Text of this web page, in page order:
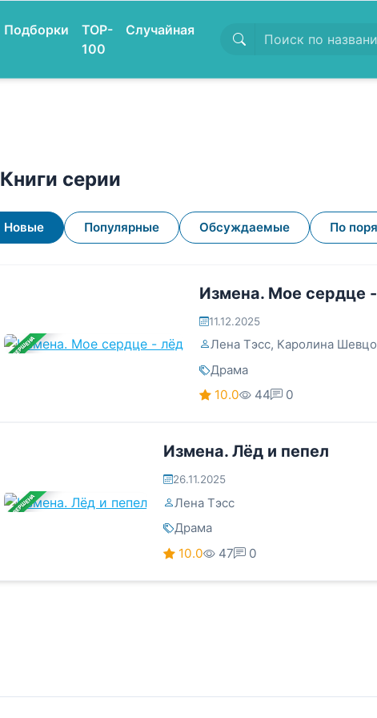
Подборки
TOP-
100
Случайная
Книги серии
Новые Популярные Обсуждаемые По
ЗАВЕРШЕНА
Измена. Мое сердце
11.12.2025
Лена Тэсс, Каролина
Драма
10.0
44 0
ЗАВЕРШЕНА
Измена. Лёд и пепел
26.11.2025
Лена Тэсс
Драма
10.0
47 0